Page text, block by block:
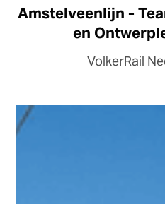
Amstelveenlijn -
en
VolkerRail